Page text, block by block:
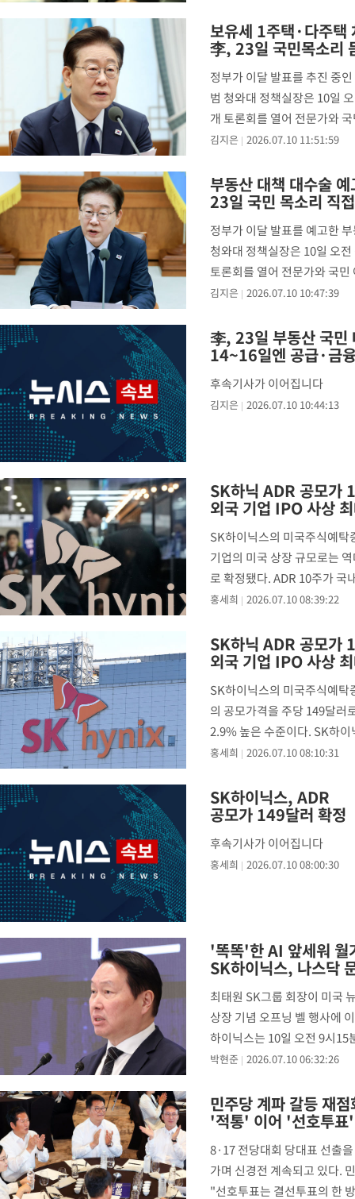
보유세 1주택·다주택
李, 23일 국민목소리
정부가 이달 발표를 추진 중
범 청와대 정책실장은 10일
개 토론회를 열어 전문가와
고 정책 방향을 모색할 계획"
김지은 2026.07.10 11:51:59
부동산 대책 대수술
23일 국민 목소리 직
정부가 이달 발표를 예고한
청와대 정책실장은 10일 오
토론회를 열어 전문가와 국
정책 방향을 모색할 계획"이라
김지은 2026.07.10 10:47:39
李, 23일 부동산 국민
14~16일엔 공급·금
후속기사가 이어집니다
김지은 2026.07.10 10:44:13
SK하닉 ADR 공모가
외국 기업 IPO 사상
SK하이닉스의 미국주식예
기업의 미국 상장 규모로는
로 확정됐다. ADR 10주가 국
홍세희 2026.07.10 08:39:22
SK하닉 ADR 공모가
외국 기업 IPO 사상
SK하이닉스의 미국주식예
의 공모가격을 주당 149달러
2.9% 높은 수준이다. SK하
홍세희 2026.07.10 08:10:31
SK하이닉스, ADR
공모가 149달러 확정
후속기사가 이어집니다
홍세희 2026.07.10 08:00:30
'똑똑'한 AI 앞세워 월
SK하이닉스, 나스닥
최태원 SK그룹 회장이 미국
상장 기념 오프닝 벨 행사에
하이닉스는 10일 오전 9시15
장은 곽노정 S
박현준 2026.07.10 06:32:26
민주당 계파 갈등 재점
'적통' 이어 '선호투표
8·17 전당대회 당대표 선출
가며 신경전 계속되고 있다.
"선호투표는 결선투표의 한